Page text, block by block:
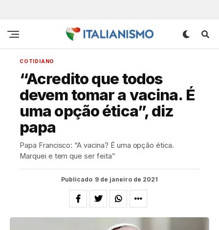
COTIDIANO
“Acredito que todos
devem tomar a vacina. É
uma opção ética”, diz
papa
Papa Francisco: “A vacina? É uma opção ética.
Marquei e tem que ser feita”
Publicado 9 de janeiro de 2021